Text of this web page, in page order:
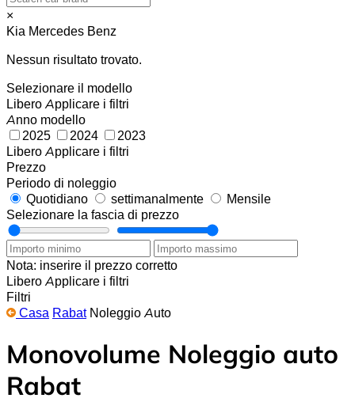
×
Kia Mercedes Benz
Nessun risultato trovato.
Selezionare il modello
Libero Applicare i filtri
Anno modello
2025
2024
2023
Libero Applicare i filtri
Prezzo
Periodo di noleggio
Quotidiano
settimanalmente
Mensile
Selezionare la fascia di prezzo
Nota: inserire il prezzo corretto
Libero Applicare i filtri
Filtri
Casa Rabat Noleggio Auto
Monovolume Noleggio auto
Rabat